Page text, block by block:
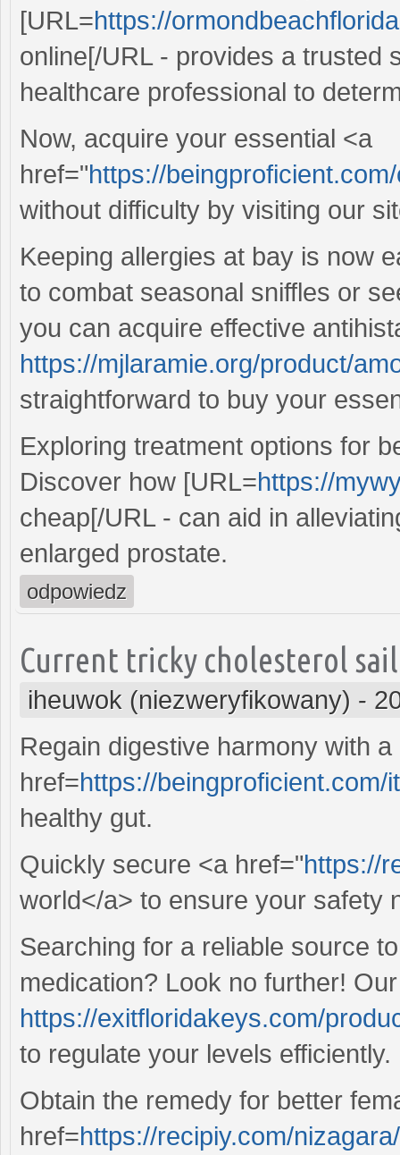
[URL=https://
online[/URL - provides a trusted
healthcare professional to
Now, acquire your essential <a
href="https://
without difficulty by visiting our
Keeping allergies at bay is now
to combat seasonal sniffles or
you can acquire effective
https://mjlaramie.org/product/
straightforward to buy your
Exploring treatment options for
Discover how [URL=https://
cheap[/URL - can aid in
enlarged prostate.
odpowiedz
Current tricky cholesterol
iheuwok (niezweryfikowany) -
Regain digestive harmony with
href=https://beingproficient.com/
healthy gut.
Quickly secure <a href="https://
world</a> to ensure your safety
Searching for a reliable source
medication? Look no further! Our
https://exitfloridakeys.com/
to regulate your levels efficiently.
Obtain the remedy for better
href=https://recipiy.com/